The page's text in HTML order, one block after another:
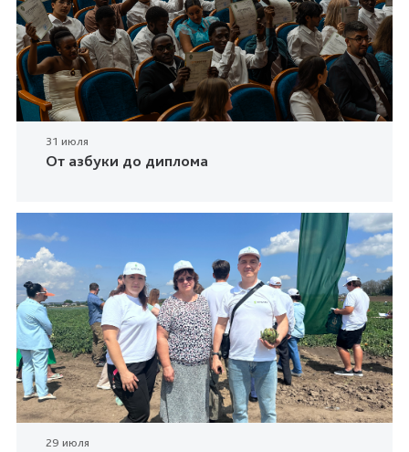
31 июля
От азбуки до диплома
29 июля